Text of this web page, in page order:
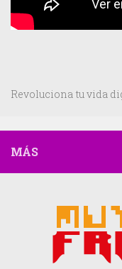
Revoluciona tu vida
MÁS